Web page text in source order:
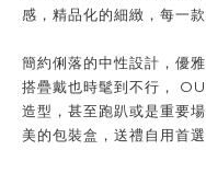
感，精品化的細緻，每一
簡約俐落的中性設計，優
搭疊戴也時髦到不行，
造型，甚至跑趴或是重要
美的包裝盒，送禮自用首選